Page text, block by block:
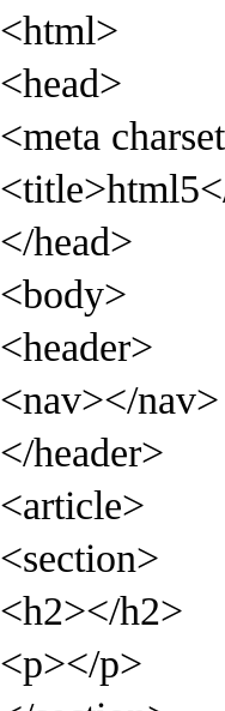
<html>
<head>
<meta
</head>
<body>
<header>
<nav></nav>
</header>
<article>
<section>
<h2></h2>
<p></p>